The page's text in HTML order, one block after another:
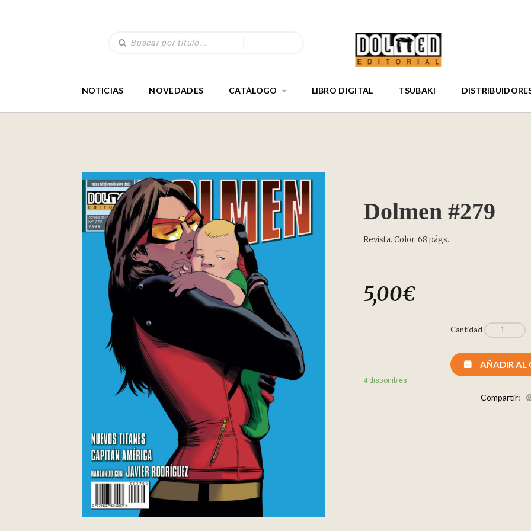
NOTICIAS NOVEDADES CATÁLOGO LIBRO DIGITAL TSUBAKI
Dolmen #279
Revista. Color. 68 págs.
5,00€
4 disponibles
Cantidad
AÑADIR AL
Compartir: